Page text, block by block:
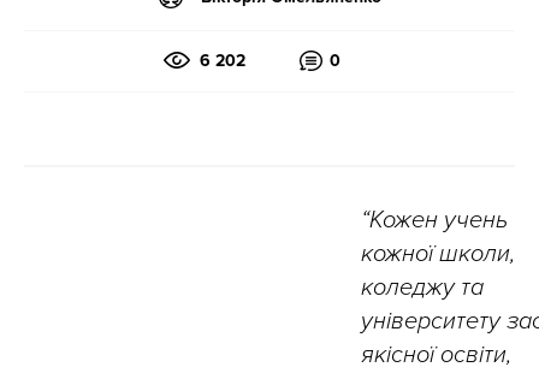
6 202 0
“Кожен учень
кожної школи,
коледжу та
університету
якісної освіти,